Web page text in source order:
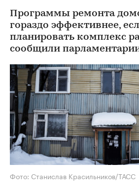
Программы ремонта
гораздо эффективнее,
планировать комплекс
сообщили
Фото: Станислав Красильников/ТАСС